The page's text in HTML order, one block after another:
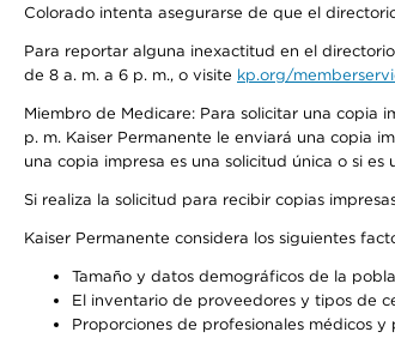
Colorado intenta asegurarse de que el
Para reportar alguna inexactitud en el
de 8 a. m. a 6 p. m., o visite kp.org/
Miembro de Medicare: Para solicitar una copia
p. m. Kaiser Permanente le enviará una copia
una copia impresa es una solicitud única o si
Si realiza la solicitud para recibir copias
Kaiser Permanente considera los siguientes
Tamaño y datos demográficos de la
El inventario de proveedores y tipos de
Proporciones de profesionales médicos